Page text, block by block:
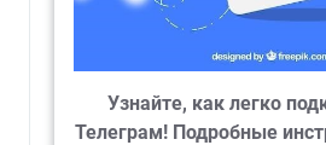
Узнайте, как легко
Телеграм! Подробные